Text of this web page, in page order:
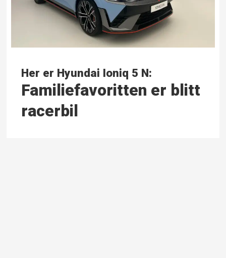
Her er Hyundai Ioniq 5 N:
Familiefavoritten er blitt
racerbil